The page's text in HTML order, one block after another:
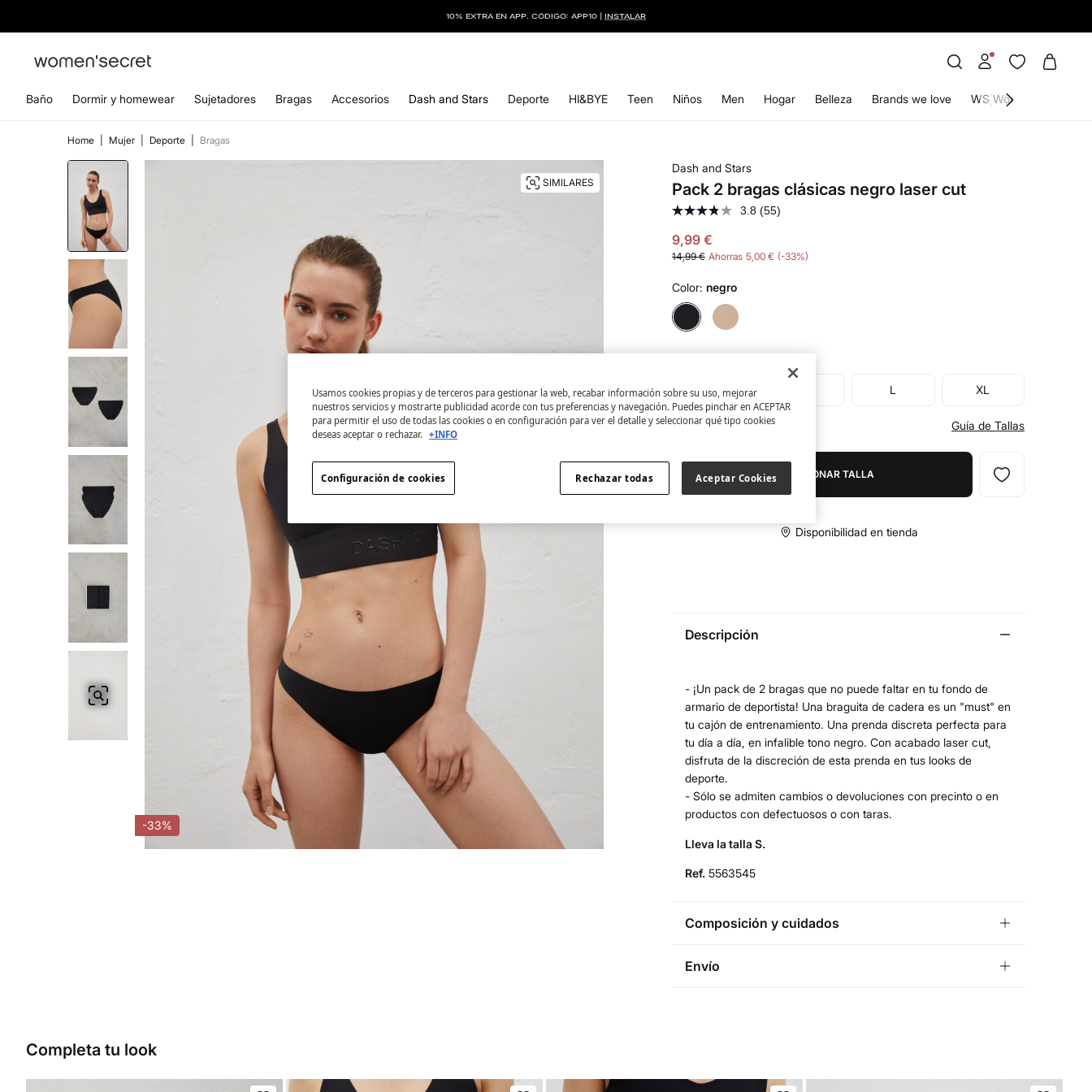
10% EXTRA EN APP. CÓDIGO: APP10 | INSTALAR
Baño Dormir y homewear Sujetadores Bragas Accesorios Dash and Stars Deporte HI&BYE Teen Niños Men Hogar Belleza Brands we love WS World
Home Mujer Deporte Bragas
SIMILARES
-33%
Dash and Stars
Pack 2 bragas clásicas negro laser cut
3.8 (55)
9,99 €
14,99 € Ahorras 5,00 € 33
Color: negro
S L XL
Encuentra tu Talla Guía de Tallas
SELECCIONAR TALLA
Disponibilidad en tienda
Descripción
- ¡Un pack de 2 bragas que no puede faltar en tu fondo de
armario de deportista! Una braguita de cadera es un "must" en
tu cajón de entrenamiento. Una prenda discreta perfecta para
tu día a día, en infalible tono negro. Con acabado laser cut,
disfruta de la discreción de esta prenda en tus looks de
deporte.
- Sólo se admiten cambios o devoluciones con precinto o en
productos con defectuosos o con taras.
Lleva la talla S.
Ref. 5563545
Composición y cuidados
Composición
Envío
Completa tu look
Usamos cookies propias y de terceros para gestionar la web, recabar información sobre su uso, mejorar
nuestros servicios y mostrarte publicidad acorde con tus preferencias y navegación. Puedes pinchar en ACEPTAR
para permitir el uso de todas las cookies o en configuración para ver el detalle y seleccionar qué tipo cookies
deseas aceptar o rechazar. +INFO
Rechazar todas Aceptar Cookies
Configuración de cookies